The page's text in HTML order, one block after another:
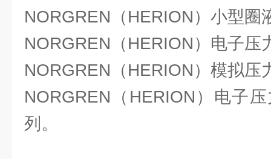
NORGREN（HERION）小型圈
NORGREN（HERION）电子压
NORGREN（HERION）模拟压
NORGREN（HERION）电子
列。